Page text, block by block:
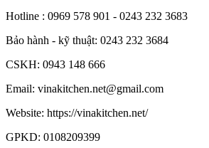
Hotline : 0969 578 901 - 0243 232 3683
Bảo hành - kỹ thuật: 0243 232 3684
CSKH: 0943 148 666
Email: vinakitchen.net@gmail.com
Website: https://vinakitchen.net/
GPKD: 0108209399